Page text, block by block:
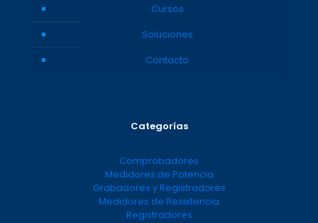
Cursos
Soluciones
Contacto
Categorías
Comprobadores
Medidores de Potencia
Grabadores y Registradores
Medidores de Resistencia
Registradores